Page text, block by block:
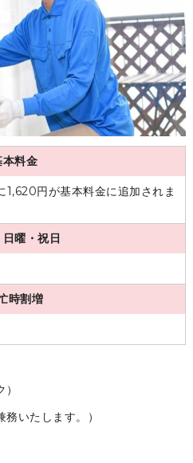
本料金
円が基本料金に追加されま
曜・祝日
時割増
いたします。）